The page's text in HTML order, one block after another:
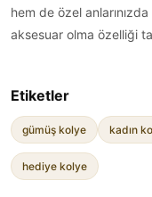
hem de özel
aksesuar olma özelliği
Etiketler
gümüş kolye kadın
hediye kolye